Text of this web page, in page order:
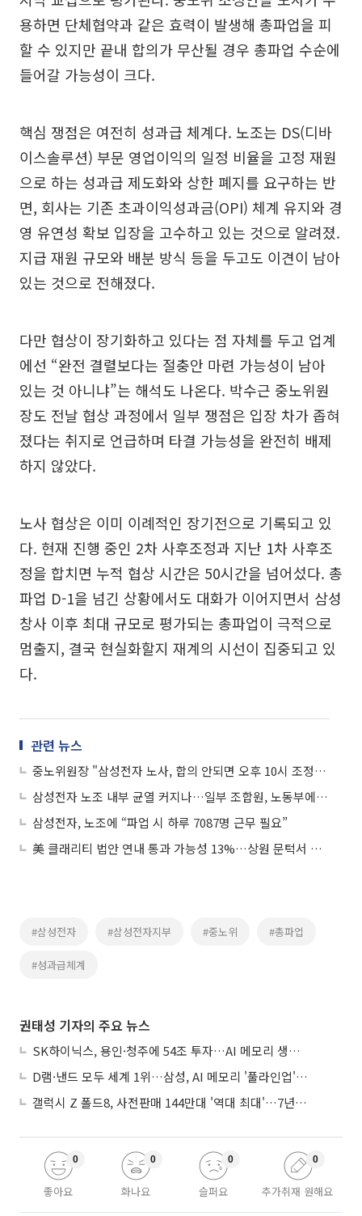
용하면 단체협약과 같은 효력이 발생해 총파업을 피
할 수 있지만 끝내 합의가 무산될 경우 총파업 수순에
들어갈 가능성이 크다.
핵심 쟁점은 여전히 성과급 체계다. 노조는 DS(디바
이스솔루션) 부문 영업이익의 일정 비율을 고정 재원
으로 하는 성과급 제도화와 상한 폐지를 요구하는 반
면, 회사는 기존 초과이익성과금(OPI) 체계 유지와 경
영 유연성 확보 입장을 고수하고 있는 것으로 알려졌.
지급 재원 규모와 배분 방식 등을 두고도 이견이 남아
있는 것으로 전해졌다.
다만 협상이 장기화하고 있다는 점 자체를 두고 업계
에선 “완전 결렬보다는 절충안 마련 가능성이 남아
있는 것 아니냐”는 해석도 나온다. 박수근 중노위원
장도 전날 협상 과정에서 일부 쟁점은 입장 차가 좁혀
졌다는 취지로 언급하며 타결 가능성을 완전히 배제
하지 않았다.
노사 협상은 이미 이례적인 장기전으로 기록되고 있
다. 현재 진행 중인 2차 사후조정과 지난 1차 사후조
정을 합치면 누적 협상 시간은 50시간을 넘어섰다. 총
파업 D-1을 넘긴 상황에서도 대화가 이어지면서 삼성
창사 이후 최대 규모로 평가되는 총파업이 극적으로
멈출지, 결국 현실화할지 재계의 시선이 집중되고 있
다.
관련 뉴스
중노위원장 "삼성전자 노사, 합의 안되면 오후 10시 조정안 제시"
삼성전자 노조 내부 균열 커지나…일부 조합원, 노동부에 “절차 위반” 진정
삼성전자, 노조에 “파업 시 하루 7087명 근무 필요”
美 클래리티 법안 연내 통과 가능성 13%…상원 문턱서 제동
#삼성전자 #삼성전자지부 #중노위 #총파업
#성과급체계
권태성 기자의 주요 뉴스
SK하이닉스, 용인·청주에 54조 투자…AI 메모리 생산기지 키운다
D램·낸드 모두 세계 1위…삼성, AI 메모리 '풀라인업'으로 승부
갤럭시 Z 폴드8, 사전판매 144만대 '역대 최대'…7년만에 갤노트10 기록 넘어
좋아요
0
화나요
0
슬퍼요
0
추가취재 원해요
0